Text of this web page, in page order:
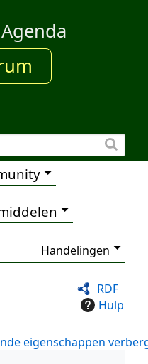
Agenda
Handelingen
RDF
Hulp
eigenschappen